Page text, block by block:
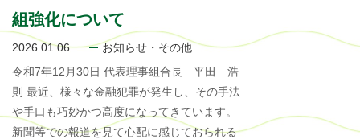
組強化について
2026.01.06
お知らせ・その他
令和7年12月30日 代表理事組合長 平田 浩
則 最近、様々な金融犯罪が発生し、その手法
や手口も巧妙かつ高度になってきています。
新聞等での報道を見て心配に感じておられる